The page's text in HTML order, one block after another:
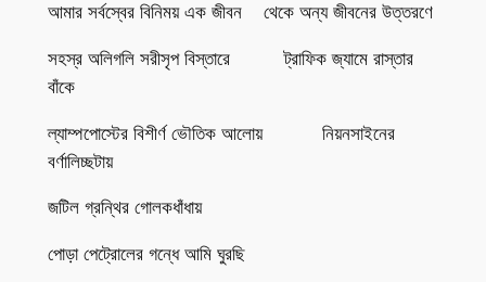
আমার সর্বস্বের বিনিময় এক জীবন থেকে অন্য জীবনের উত্তরণে
সহস্র অলিগলি সরীসৃপ বিস্তারে ট্রাফিক জ্যামে রাস্তার
বাঁকে
ল্যাম্পপোস্টের বিশীর্ণ ভৌতিক আলোয় নিয়নসাইনের
বর্ণালিচ্ছটায়
জটিল গ্রন্থির গোলকধাঁধায়
পোড়া পেট্রোলের গন্ধে আমি ঘুরছি